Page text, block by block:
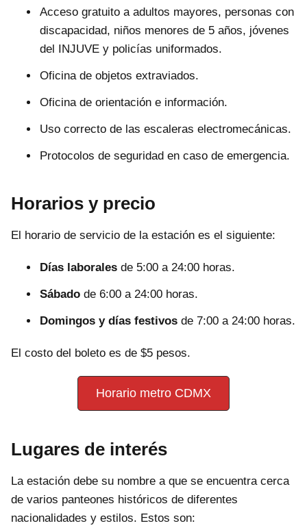
Acceso gratuito a adultos mayores, personas con
discapacidad, niños menores de 5 años, jóvenes
del INJUVE y policías uniformados.
Oficina de objetos extraviados.
Oficina de orientación e información.
Uso correcto de las escaleras electromecánicas.
Protocolos de seguridad en caso de emergencia.
Horarios y precio
El horario de servicio de la estación es el siguiente:
Días laborales de 5:00 a 24:00 horas.
Sábado de 6:00 a 24:00 horas.
Domingos y días festivos de 7:00 a 24:00 horas.
El costo del boleto es de $5 pesos.
Horario metro CDMX
Lugares de interés
La estación debe su nombre a que se encuentra cerca
de varios panteones históricos de diferentes
nacionalidades y estilos. Estos son: